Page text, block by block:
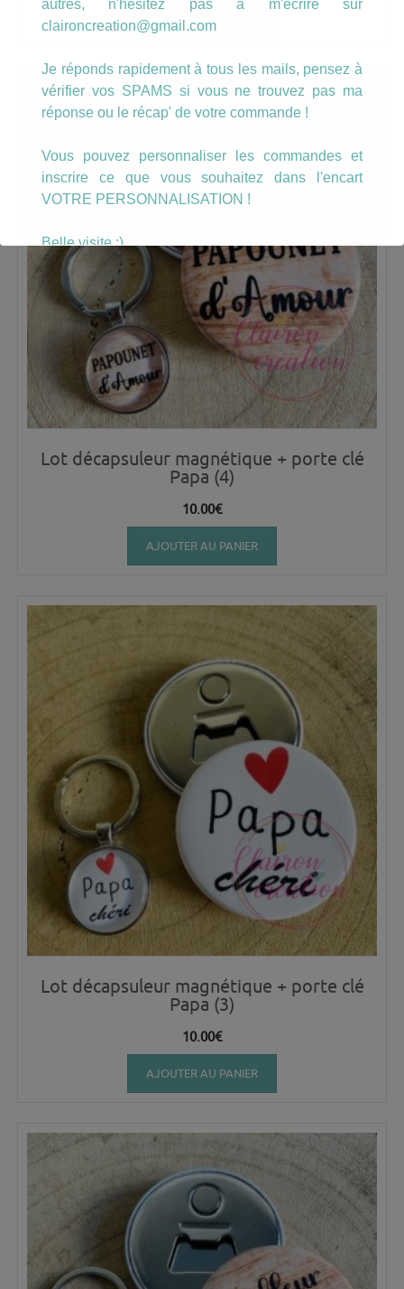
AJOUTER AU PANIER
Lot décapsuleur magnétique + porte clé
Papa (4)
10.00€
AJOUTER AU PANIER
Lot décapsuleur magnétique + porte clé
Papa (3)
10.00€
AJOUTER AU PANIER
autres, n'hésitez pas à m'écrire sur
claironcreation@gmail.com
Je réponds rapidement à tous les mails, pensez à
vérifier vos SPAMS si vous ne trouvez pas ma
réponse ou le récap' de votre commande !
Vous pouvez personnaliser les commandes et
inscrire ce que vous souhaitez dans l'encart
VOTRE PERSONNALISATION !
Belle visite :)